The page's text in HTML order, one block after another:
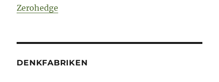
Zerohedge
DENKFABRIKEN